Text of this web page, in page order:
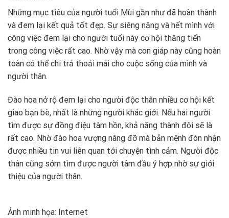
Những mục tiêu của người tuổi Mùi gần như đã hoàn thành
và đem lại kết quả tốt đẹp. Sự siêng năng và hết mình với
công việc đem lại cho người tuổi này cơ hội thăng tiến
trong công việc rất cao. Nhờ vậy mà con giáp này cũng hoàn
toàn có thể chi trả thoải mái cho cuộc sống của mình và
người thân.
Đào hoa nở rộ đem lại cho người độc thân nhiều cơ hội kết
giao bạn bè, nhất là những người khác giới. Nếu hai người
tìm được sự đồng điệu tâm hồn, khả năng thành đôi sẽ là
rất cao. Nhờ đào hoa vượng nâng đỡ mà bản mệnh đón nhận
được nhiều tin vui liên quan tới chuyện tình cảm. Người độc
thân cũng sớm tìm được người tâm đầu ý hợp nhờ sự giới
Ảnh minh họa: Internet